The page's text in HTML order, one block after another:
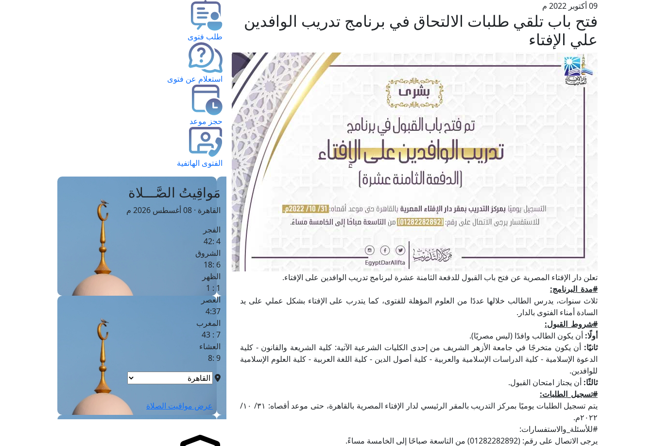
09 أكتوبر 2022 م
فتح باب تلقي طلبات الالتحاق في برنامج تدريب الوافدين
علي الإفتاء
تعلن دار الإفتاء المصرية عن فتح باب القبول للدفعة الثامنة عشرة لبرنامج تدريب الوافدين على الإفتاء.
#مدة_البرنامج:
ثلاث سنوات، يدرس الطالب خلالها عددًا من العلوم المؤهلة للفتوى، كما يتدرب على الإفتاء بشكل عملي على يد
السادة أمناء الفتوى بالدار.
#شروط_القبول:
أولًا: أن يكون الطالب وافدًا (ليس مصريًا).
ثانيًا: أن يكون متخرجًا في جامعة الأزهر الشريف من إحدى الكليات الشرعية الآتية: كلية الشريعة والقانون - كلية
الدعوة الإسلامية - كلية الدراسات الإسلامية والعربية - كلية أصول الدين - كلية اللغة العربية - كلية العلوم الإسلامية
للوافدين.
ثالثًا: أن يجتاز امتحان القبول.
#تسجيل_الطلبات:
يتم تسجيل الطلبات يوميًا بمركز التدريب بالمقر الرئيسي لدار الإفتاء المصرية بالقاهرة، حتى موعد أقصاه: ٣١/ ١٠/
٢٠٢٢م.
#للأسئلة_والاستفسارات:
يرجى الاتصال على رقم: (01282282892) من التاسعة صباحًا إلى الخامسة مساءً.
طلب فتوى
استعلام عن فتوى
حجز موعد
الفتوى الهاتفية
مَواقِيتُ الصَّـــلاة
القاهرة · 08 أغسطس 2026 م
الفجر
4 :42
الشروق
6 :18
الظهر
1 : 1
العصر
4:37
المغرب
7 : 43
العشاء
9 :8
عرض مواقيت الصلاة